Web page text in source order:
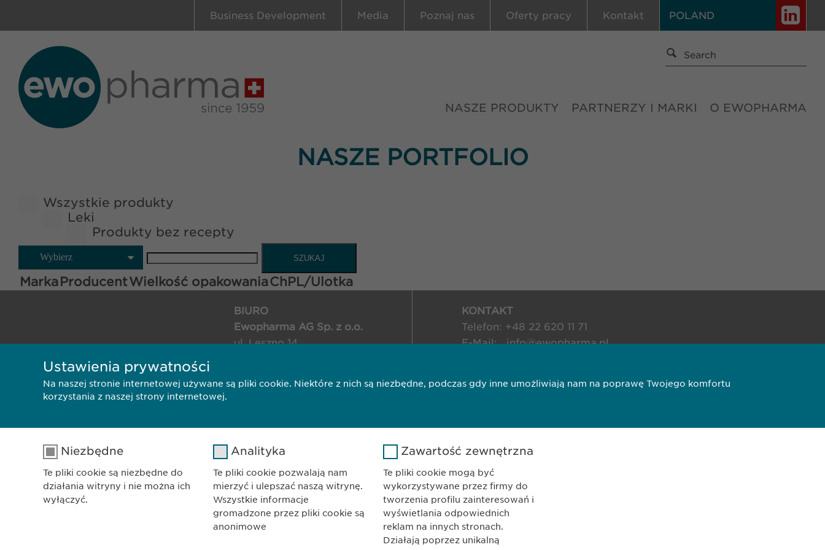
POLAND
Business Development Media Poznaj nas Oferty pracy Kontakt
NASZE PRODUKTY PARTNERZY I MARKI O EWOPHARMA
NASZE PORTFOLIO
Wszystkie produkty
Leki
Produkty bez recepty
Wybierz SZUKAJ
MarkaProducentWielkość opakowaniaChPL/Ulotka
BIURO
Ewopharma AG Sp. z o.o.
ul. Leszno 14
KONTAKT
Telefon: +48 22 620 11 71
E-Mail:info@ewopharma.pl
Polityka Prywatności
Ustawienia prywatności
Na naszej stronie internetowej używane są pliki cookie. Niektóre z nich są niezbędne, podczas gdy inne umożliwiają nam na poprawę Twojego komfortu
korzystania z naszej strony internetowej.
Niezbędne
Te pliki cookie są niezbędne do
działania witryny i nie można ich
wyłączyć.
Analityka
Te pliki cookie pozwalają nam
mierzyć i ulepszać naszą witrynę.
Wszystkie informacje
gromadzone przez pliki cookie są
anonimowe
Zawartość zewnętrzna
Te pliki cookie mogą być
wykorzystywane przez firmy do
tworzenia profilu zainteresowań i
wyświetlania odpowiednich
reklam na innych stronach.
Działają poprzez unikalną